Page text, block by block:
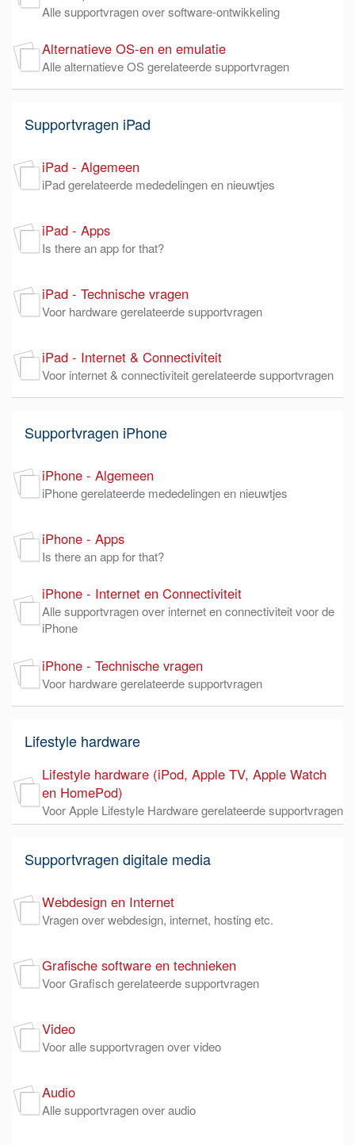
Alle supportvragen over software-ontwikkeling
Alternatieve OS-en en emulatie
Alle alternatieve OS gerelateerde supportvragen
Supportvragen iPad
iPad - Algemeen
iPad gerelateerde mededelingen en nieuwtjes
iPad - Apps
Is there an app for that?
iPad - Technische vragen
Voor hardware gerelateerde supportvragen
iPad - Internet & Connectiviteit
Voor internet & connectiviteit gerelateerde supportvragen
Supportvragen iPhone
iPhone - Algemeen
iPhone gerelateerde mededelingen en nieuwtjes
iPhone - Apps
Is there an app for that?
iPhone - Internet en Connectiviteit
Alle supportvragen over internet en connectiviteit voor de
iPhone
iPhone - Technische vragen
Voor hardware gerelateerde supportvragen
Lifestyle hardware
Lifestyle hardware (iPod, Apple TV, Apple Watch
en HomePod)
Voor Apple Lifestyle Hardware gerelateerde supportvragen
Supportvragen digitale media
Webdesign en Internet
Vragen over webdesign, internet, hosting etc.
Grafische software en technieken
Voor Grafisch gerelateerde supportvragen
Video
Voor alle supportvragen over video
Audio
Alle supportvragen over audio